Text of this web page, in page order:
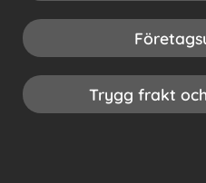
Trygg frakt